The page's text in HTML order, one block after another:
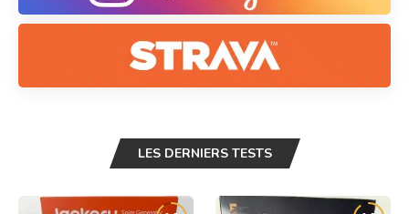
LES DERNIERS TESTS